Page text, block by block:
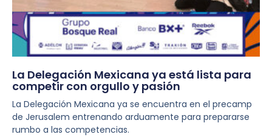
La Delegación Mexicana ya está lista para
competir con orgullo y pasión
La Delegación Mexicana ya se encuentra en el precamp
de Jerusalem entrenando arduamente para prepararse
rumbo a las competencias.